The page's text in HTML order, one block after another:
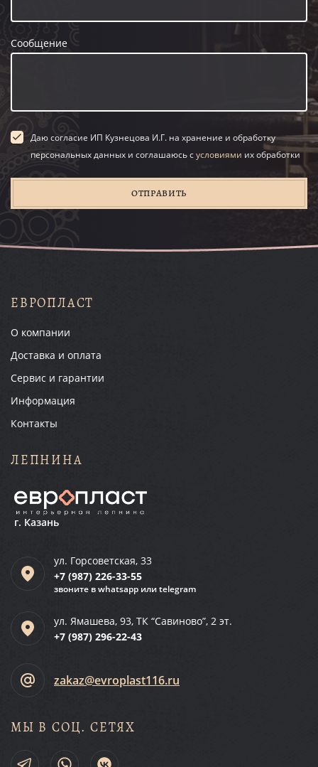
Сообщение
Даю согласие ИП Кузнецова И.Г. на хранение и обработку
персональных данных и соглашаюсь сусловиями их обработки
ОТПРАВИТЬ
ЕВРОПЛАСТ
О компании
Доставка и оплата
Сервис и гарантии
Информация
Контакты
ЛЕПНИНА
г. Казань
ул. Горсоветская, 33
+7 (987) 226-33-55
звоните в whatsapp или telegram
ул. Ямашева, 93, ТК “Савиново”, 2 эт.
+7 (987) 296-22-43
zakaz@evroplast116.ru
МЫ В СОЦ. СЕТЯХ